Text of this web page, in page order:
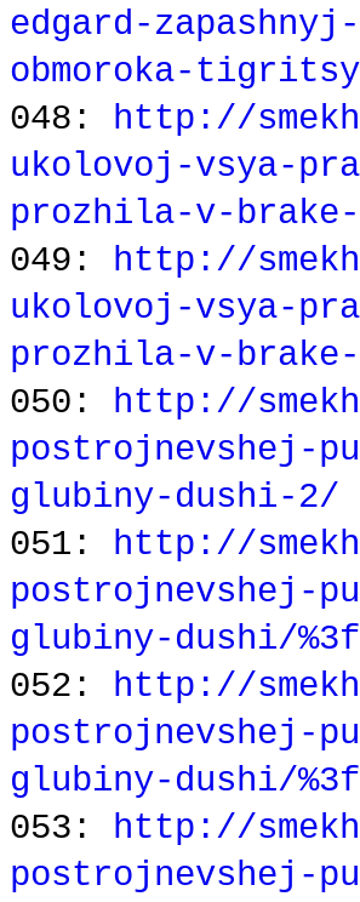
edgard-
obmoroka-
048: http://
ukolovoj-vsya-
prozhila-v-
049: http://
ukolovoj-vsya-
prozhila-v-
050: http://
postrojnevshej-
glubiny-dushi-2/
051: http://
postrojnevshej-
glubiny-dushi/
052: http://
postrojnevshej-
glubiny-dushi/
053: http://
postrojnevshej-